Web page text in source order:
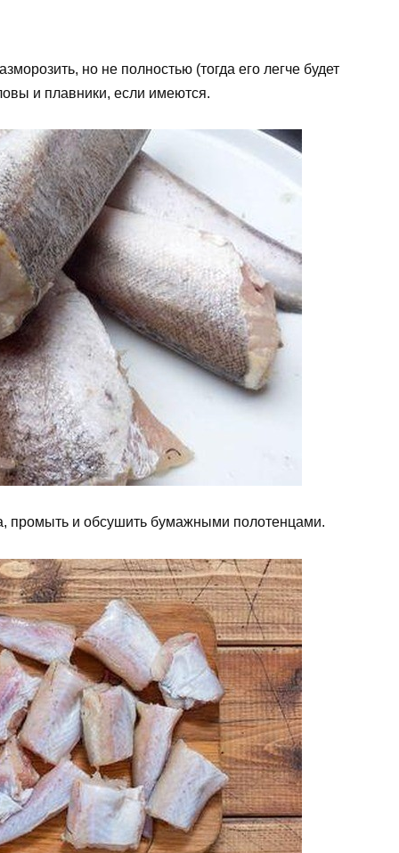
но не полностью (тогда его легче будет
и плавники, если имеются.
промыть и обсушить бумажными полотенцами.